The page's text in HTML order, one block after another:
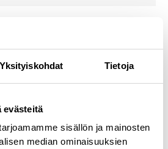
Yksityiskohdat Tietoja
evästeitä
sisällön ja mainosten
median ominaisuuksien
muutoksia
ja Toholammin alueen
vaihtuu lokakuun